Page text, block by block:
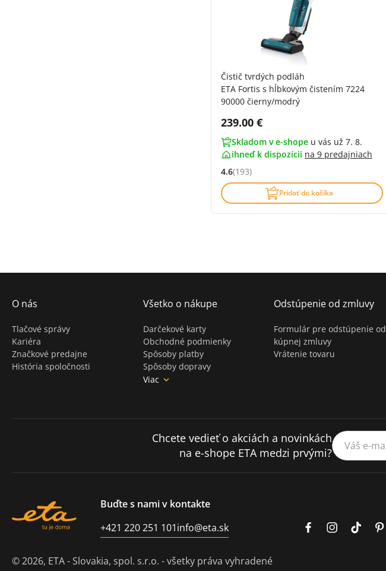
Čistič tvrdých podláh
ETA Fortis s hĺbkovým čistením 7224
90000 čierny/modrý
Cena s DPH:
239.00 €
Skladom v e-shope u vás už 7. 8.
ihneď k dispozícii na 9 predajniach
Hodnocení: 4.6 z 5 (193 recenzí)
4.6(193)
Pridať do košíka
O nás
Tlačové správy
Kariéra
Značkové predajne
História spoločnosti
Všetko o nákupe
Darčekové karty
Obchodné podmienky
Spôsoby platby
Spôsoby dopravy
Viac
Odstúpenie od zmluvy
Formulár pre odstúpenie od
kúpnej zmluvy
Vrátenie tovaru
Chcete vedieť o akciách a novinkách
na e-shope ETA medzi prvými?
Váš e-mail
Buďte s nami v kontakte
+421 220 251 101info@eta.sk
© 2026, ETA - Slovakia, spol. s.r.o. - všetky práva vyhradené